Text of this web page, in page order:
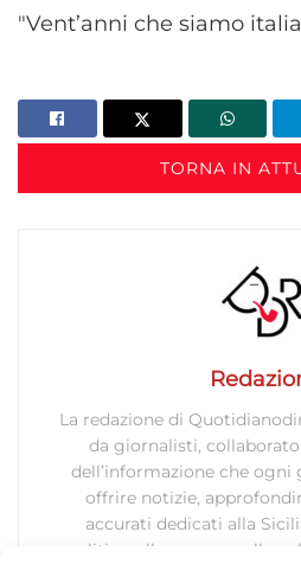
"Vent’anni che siamo
TORNA IN
La redazione di
da giornalisti,
dell’informazione che ogni
offrire notizie,
accurati dedicati alla
politica, alla cronaca, alla